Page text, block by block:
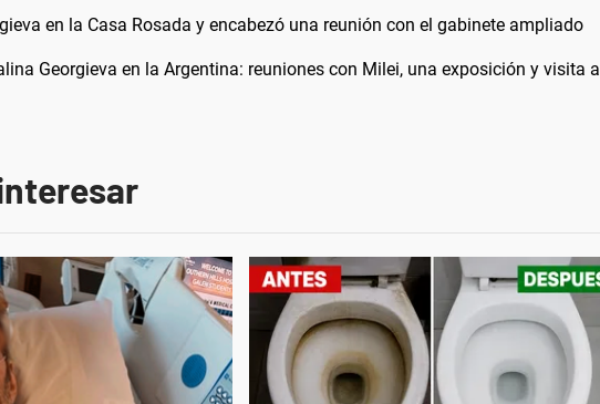
en la Casa Rosada y encabezó una reunión con el gabinete ampliado
Georgieva en la Argentina: reuniones con Milei, una exposición y visita a